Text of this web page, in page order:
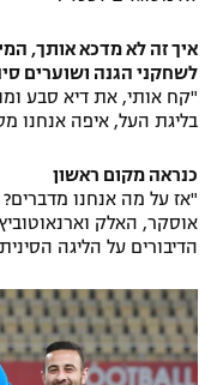
איך זה לא מדכא אותך,
לשחקני הגנה ושוערים
"קח אותי, את דיא סבע
בליגת העל, איפה אנחנו
כנראה מקום ראשון
"אז על מה אנחנו
אוסקר, האלק
הדיבורים על הליגה